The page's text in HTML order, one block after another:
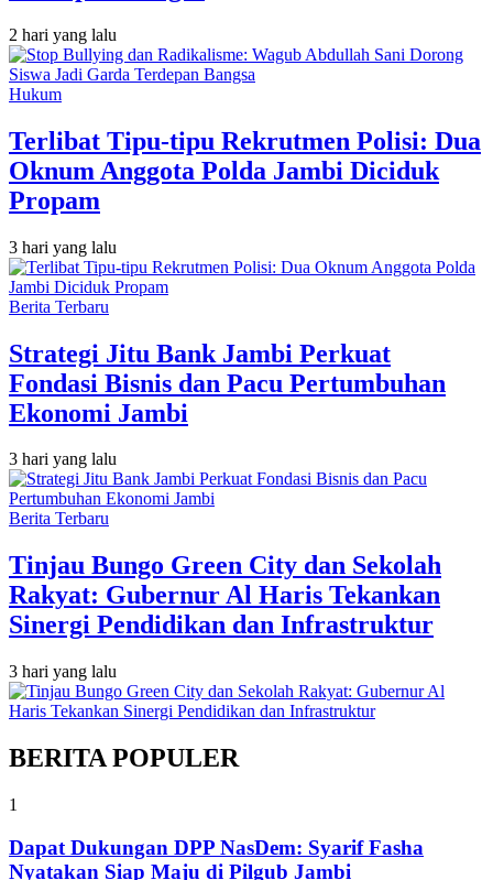
2 hari yang lalu
Hukum
Terlibat Tipu-tipu Rekrutmen Polisi: Dua
Oknum Anggota Polda Jambi Diciduk
Propam
3 hari yang lalu
Berita Terbaru
Strategi Jitu Bank Jambi Perkuat
Fondasi Bisnis dan Pacu Pertumbuhan
Ekonomi Jambi
3 hari yang lalu
Berita Terbaru
Tinjau Bungo Green City dan Sekolah
Rakyat: Gubernur Al Haris Tekankan
Sinergi Pendidikan dan Infrastruktur
3 hari yang lalu
BERITA POPULER
1
Dapat Dukungan DPP NasDem: Syarif Fasha
Nyatakan Siap Maju di Pilgub Jambi